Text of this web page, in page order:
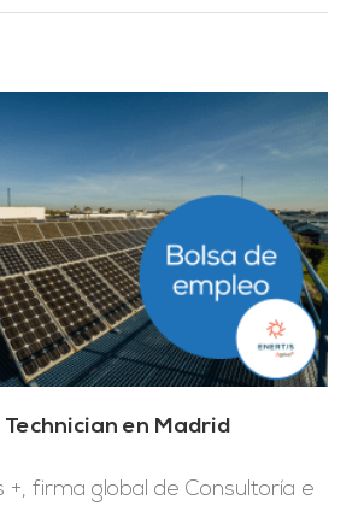
en Madrid
+, firma global de Consultoría e